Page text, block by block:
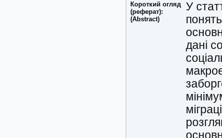
Короткий огляд
(реферат):
(Abstract)
У
дані